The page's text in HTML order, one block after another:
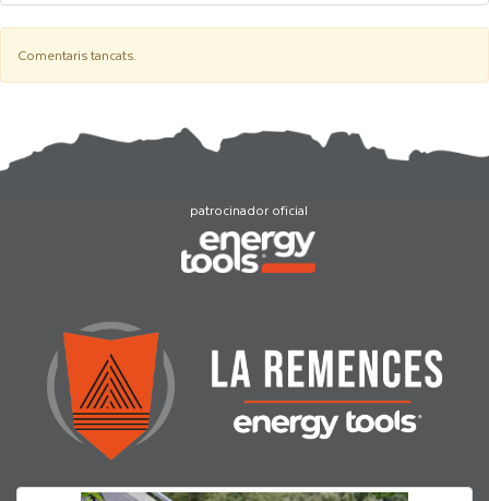
Comentaris tancats.
patrocinador oficial